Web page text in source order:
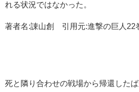
れる状況ではなかった。
著者名:諌山創 引用元:進撃の巨人22
死と隣り合わせの戦場から帰還したば